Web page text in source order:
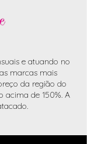
e atuando no
marcas mais
da região do
acima de 150%. A